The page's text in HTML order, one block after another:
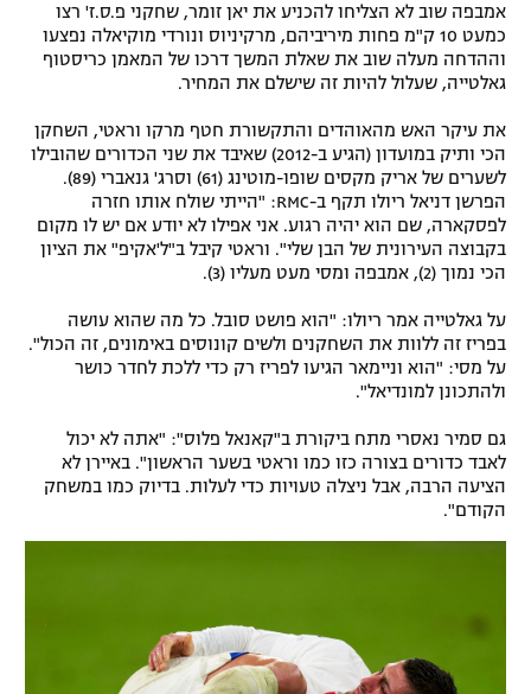
תנאי שימוש
תקנון פעילות ספורט 1
רשיון להקרנה פומבית לבית עסק
לוח דרושים – ג'ובנט
המגזין
ספורט אתגרי ואקסטרים
אומנויות לחימה
גיימינג E-Sports
אמבפה שוב לא הצליחו להכניע את יאן זומר, שחקני פ.ס.ז' רצו
כמעט 10 ק"מ פחות מיריביהם, מרקיניוס ונורדי מוקיאלה נפצעו
וההדחה מעלה שוב את שאלת המשך דרכו של המאמן כריסטוף
גאלטייה, שעלול להיות זה שישלם את המחיר.
את עיקר האש מהאוהדים והתקשורת חטף מרקו וראטי, השחקן
הכי ותיק במועדון (הגיע ב-2012) שאיבד את שני הכדורים שהובילו
לשערים של אריק מקסים שופו-מוטינג (61) וסרג' גנאברי (89).
הפרשן דניאל ריולו תקף ב-RMC: "הייתי שולח אותו חזרה
לפסקארה, שם הוא יהיה רגוע. אני אפילו לא יודע אם יש לו מקום
בקבוצה העירונית של הבן שלי". וראטי קיבל ב"ל'אקיפ" את הציון
הכי נמוך (2), אמבפה ומסי מעט מעליו (3).
על גאלטייה אמר ריולו: "הוא פושט סובל. כל מה שהוא עושה
בפריז זה ללוות את השחקנים ולשים קונוסים באימונים, זה הכול".
על מסי: "הוא וניימאר הגיעו לפריז רק כדי ללכת לחדר כושר
ולהתכונן למונדיאל".
גם סמיר נאסרי מתח ביקורת ב"קאנאל פלוס": "אתה לא יכול
לאבד כדורים בצורה כזו כמו וראטי בשער הראשון". באיירן לא
הציעה הרבה, אבל ניצלה טעויות כדי לעלות. בדיוק כמו במשחק
הקודם".